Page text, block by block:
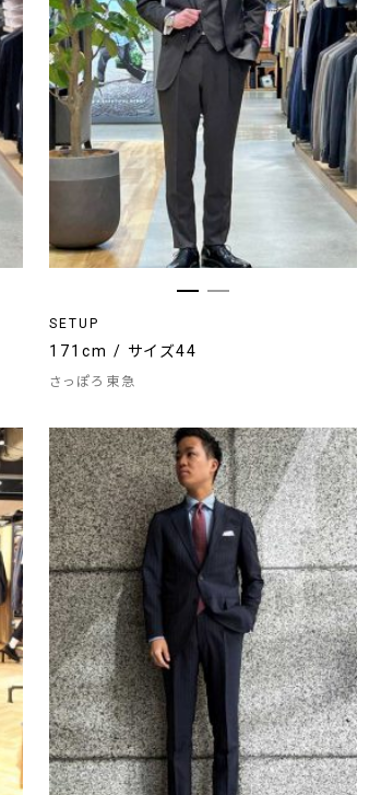
SETUP
171cm / サイズ44
さっぽろ東急